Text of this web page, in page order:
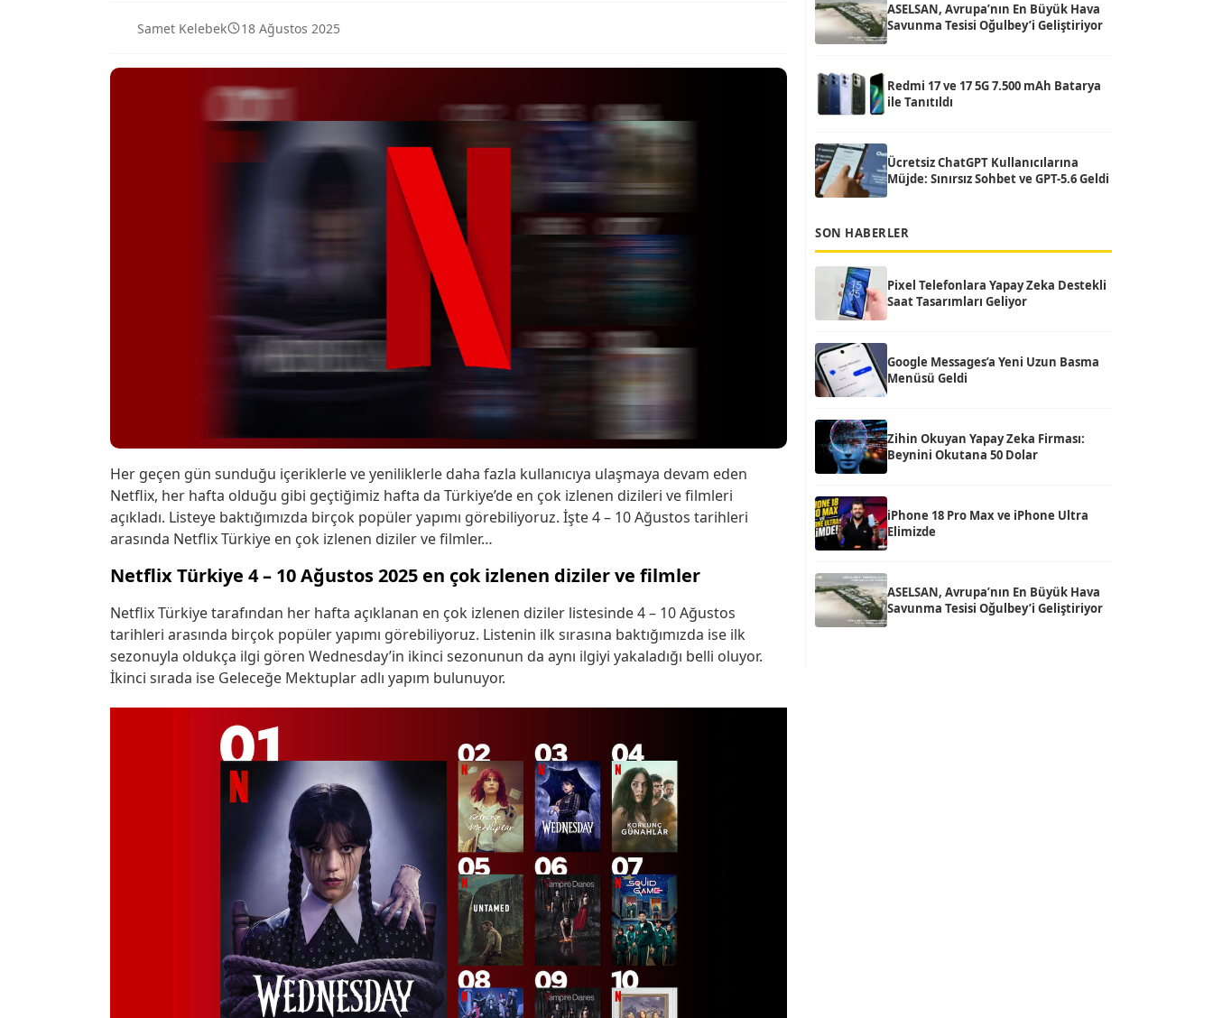
Samet Kelebek 18 Ağustos 2025
Her geçen gün sunduğu içeriklerle ve yeniliklerle daha fazla kullanıcıya ulaşmaya devam eden
Netflix, her hafta olduğu gibi geçtiğimiz hafta da Türkiye’de en çok izlenen dizileri ve filmleri
açıkladı. Listeye baktığımızda birçok popüler yapımı görebiliyoruz. İşte 4 – 10 Ağustos tarihleri
arasında Netflix Türkiye en çok izlenen diziler ve filmler…
Netflix Türkiye 4 – 10 Ağustos 2025 en çok izlenen diziler ve filmler
Netflix Türkiye tarafından her hafta açıklanan en çok izlenen diziler listesinde 4 – 10 Ağustos
tarihleri arasında birçok popüler yapımı görebiliyoruz. Listenin ilk sırasına baktığımızda ise ilk
sezonuyla oldukça ilgi gören Wednesday’in ikinci sezonunun da aynı ilgiyi yakaladığı belli oluyor.
İkinci sırada ise Geleceğe Mektuplar adlı yapım bulunuyor.
ASELSAN, Avrupa’nın En Büyük Hava
Savunma Tesisi Oğulbey’i Geliştiriyor
Redmi 17 ve 17 5G 7.500 mAh Batarya
ile Tanıtıldı
Ücretsiz ChatGPT Kullanıcılarına
Müjde: Sınırsız Sohbet ve GPT-5.6 Geldi
SON HABERLER
Pixel Telefonlara Yapay Zeka Destekli
Saat Tasarımları Geliyor
Google Messages’a Yeni Uzun Basma
Menüsü Geldi
Zihin Okuyan Yapay Zeka Firması:
Beynini Okutana 50 Dolar
iPhone 18 Pro Max ve iPhone Ultra
Elimizde
ASELSAN, Avrupa’nın En Büyük Hava
Savunma Tesisi Oğulbey’i Geliştiriyor